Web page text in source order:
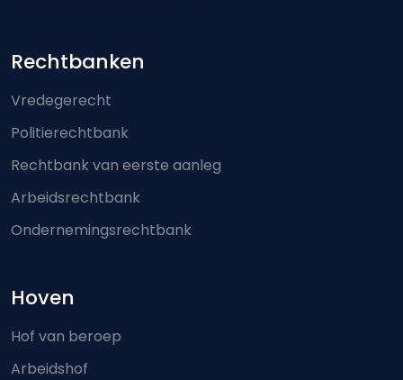
Footer-menu
Rechtbanken
Vredegerecht
Politierechtbank
Rechtbank van eerste aanleg
Arbeidsrechtbank
Ondernemingsrechtbank
Hoven
Hof van beroep
Arbeidshof